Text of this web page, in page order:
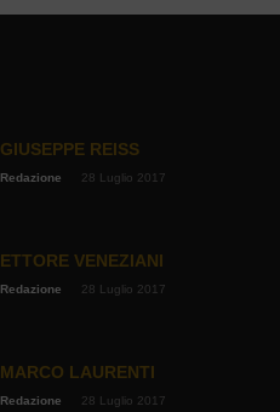
GIUSEPPE REISS
Redazione 28 Luglio 2017
ETTORE VENEZIANI
Redazione 28 Luglio 2017
MARCO LAURENTI
Redazione 28 Luglio 2017